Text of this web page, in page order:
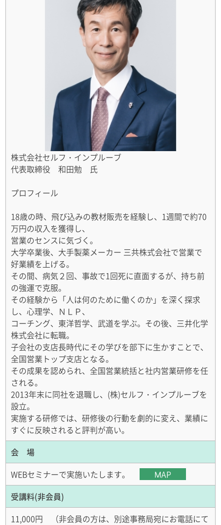
株式会社セルフ・インプルーブ
代表取締役 和田勉 氏
プロフィール
18歳の時、飛び込みの教材販売を経験し、1週間で約70
万円の収入を獲得し、
営業のセンスに気づく。
大学卒業後、大手製薬メーカー 三共株式会社で営業で
好業績を上げる。
その間、病気２回、事故で1回死に直面するが、持ち前
の強運で克服。
その経験から「人は何のために働くのか」を深く探求
し、心理学、ＮＬＰ、
コーチング、東洋哲学、武道を学ぶ。その後、三井化学
株式会社に転職。
子会社の支店長時代にその学びを部下に生かすことで、
全国営業トップ支店となる。
その成果を認められ、全国営業統括と社内営業研修を任
される。
2013年末に同社を退職し、(株)セルフ・インプルーブを
設立。
実施する研修では、研修後の行動を劇的に変え、業績に
すぐに反映されると評判が高い。
会 場
WEBセミナーで実施いたします。
MAP
受講料(非会員)
11,000円 （非会員の方は、別途事務局宛にお電話にて